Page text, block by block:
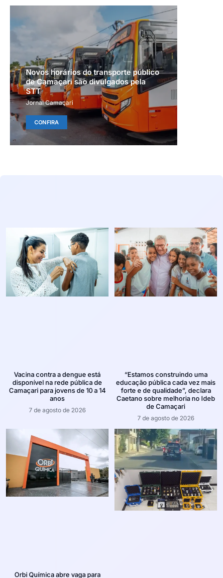
Novos horários do transporte público
de Camaçari são divulgados pela
STT
Jornal Camaçari
CONFIRA
Vacina contra a dengue está
disponível na rede pública de
Camaçari para jovens de 10 a 14
anos
7 de agosto de 2026
“Estamos construindo uma
educação pública cada vez mais
forte e de qualidade”, declara
Caetano sobre melhoria no Ideb
de Camaçari
7 de agosto de 2026
Orbi Química abre vaga para